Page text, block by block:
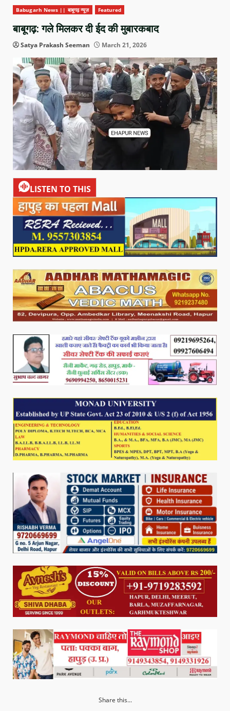
Babugarh News || बाबूगढ़ न्यूज़ Featured
बाबूगढ़: गले मिलकर दी ईद की मुबारकबाद
Satya Prakash Seeman March 21, 2026
LISTEN TO THIS
Share this...